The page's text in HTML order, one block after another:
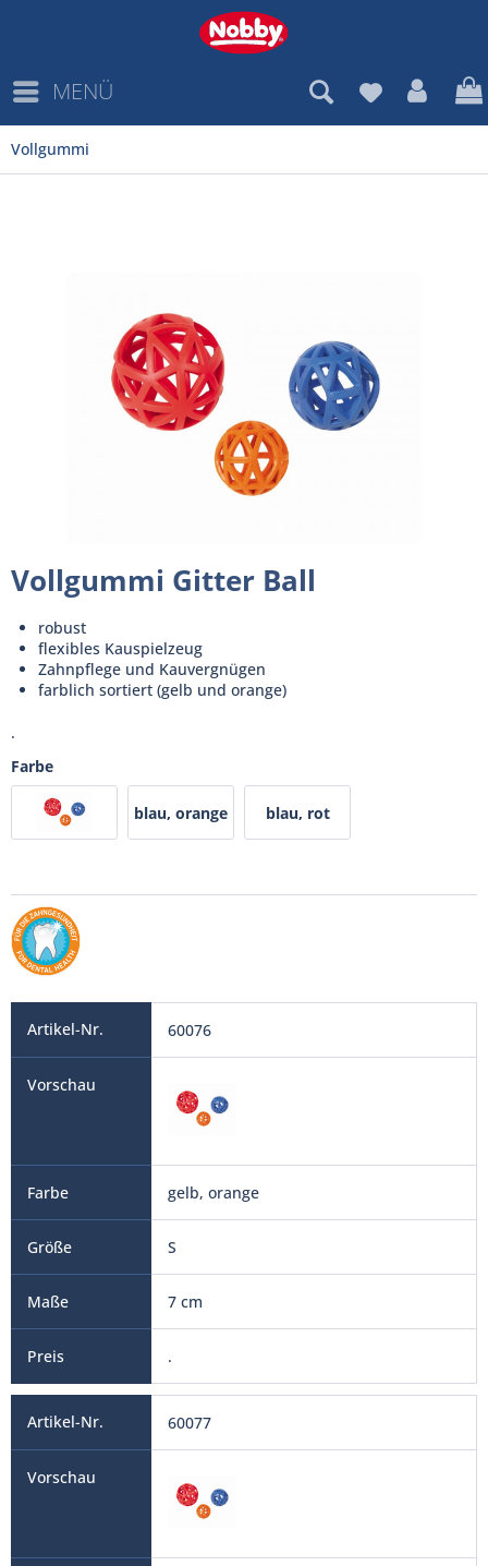
MENÜ
Vollgummi
Vollgummi Gitter Ball
robust
flexibles Kauspielzeug
Zahnpflege und Kauvergnügen
farblich sortiert (gelb und orange)
.
Farbe
blau, orange blau, rot
60076
gelb, orange
S
7 cm
.
60077